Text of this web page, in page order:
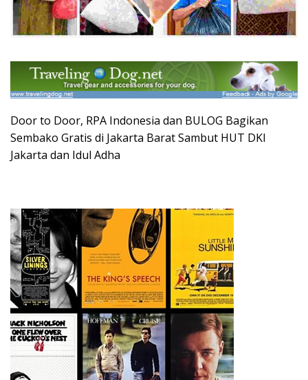
Door to Door, RPA Indonesia dan BULOG Bagikan
Sembako Gratis di Jakarta Barat Sambut HUT DKI
Jakarta dan Idul Adha